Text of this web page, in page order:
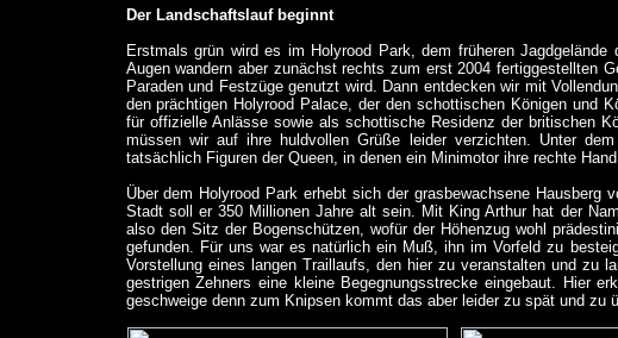
Der Landschaftslauf beginnt
Erstmals grün wird es im Holyrood Park, dem früheren
Augen wandern aber zunächst rechts zum erst 2004 fertiggestellten
Paraden und Festzüge genutzt wird. Dann entdecken wir mit
den prächtigen Holyrood Palace, der den schottischen Königen und
für offizielle Anlässe sowie als schottische Residenz der britischen
müssen wir auf ihre huldvollen Grüße leider verzichten. Unter
tatsächlich Figuren der Queen, in denen ein Minimotor ihre rechte
Über dem Holyrood Park erhebt sich der grasbewachsene Hausberg
Stadt soll er 350 Millionen Jahre alt sein. Mit King Arthur hat der
also den Sitz der Bogenschützen, wofür der Höhenzug wohl
gefunden. Für uns war es natürlich ein Muß, ihn im Vorfeld zu
Vorstellung eines langen Traillaufs, den hier zu veranstalten und zu
gestrigen Zehners eine kleine Begegnungsstrecke eingebaut. Hier
geschweige denn zum Knipsen kommt das aber leider zu spät und zu